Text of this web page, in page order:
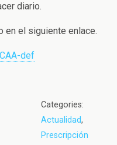
diario.
en el siguiente enlace.
def
Categories:
Actualidad,
Prescripción